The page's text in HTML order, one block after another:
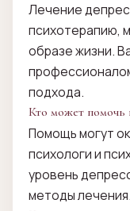
Лечение
психотерапию,
образе жизни.
подхода.
Кто может помочь
Помощь могут
психологи и
уровень
методы лечения.